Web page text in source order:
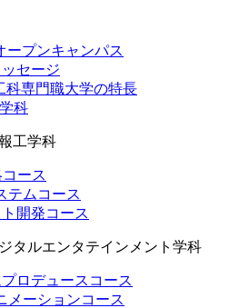
ープンキャンパス
セージ
科専門職大学の特長
科
工学科
ース
テムコース
開発コース
タルエンタテインメント学科
ロデュースコース
メーションコース